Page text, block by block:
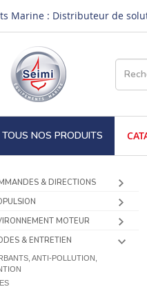
Marine : Distributeur de
TOUS NOS PRODUITS
& DIRECTIONS
MOTEUR
& ENTRETIEN
ANTI-POLLUTION,